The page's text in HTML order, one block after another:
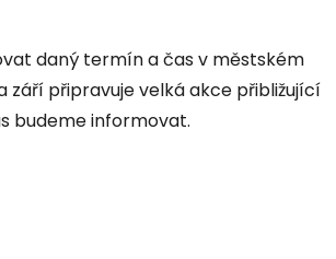
daný termín a čas v městském
připravuje velká akce přibližující
budeme informovat.